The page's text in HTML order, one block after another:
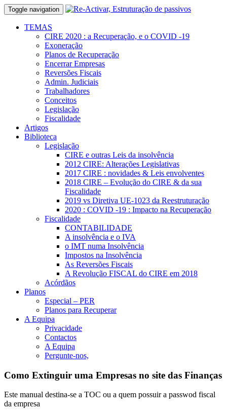
Toggle navigation
TEMAS
CIRE 2020 : a Recuperação, e o COVID -19
Exoneração
Planos de Recuperação
Encerrar Empresas
Reversões Fiscais
Admin. Judiciais
Trabalhadores
Conceitos
Legislação
Fiscalidade
Artigos
Biblioteca
Legislação
CIRE e outras Leis da insolvência
2012 CIRE: Alterações Legislativas
2017 CIRE : novidades & Leis envolventes
2018 CIRE – Evolução do CIRE & da sua
Fiscalidade
2019 vs Diretiva UE-1023 da Reestruturação
2020 : COVID -19 : Impacto na Recuperação
Fiscalidade
CONTABILIDADE
A insolvência e o IVA
o IMT numa Insolvência
Impostos na Insolvência
As Reversões Fiscais
A Revolução FISCAL do CIRE em 2018
Acórdãos
Planos
Especial – PER
Planos para Recuperar
A Equipa
Privacidade
Contactos
A Equipa
Pergunte-nos,
Como Extinguir uma Empresas no site das Finanças
Este manual destina-se a TOC ou a quem possuir a passwod fiscal
da empresa